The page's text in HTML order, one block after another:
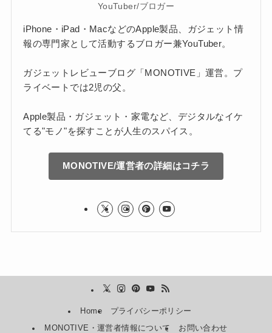
YouTuber/ブロガー
iPhone・iPad・MacなどのApple製品、ガジェット情
報の専門家として活動するブロガー兼YouTuber。
ガジェットレビューブログ「MONOTIVE」運営。プ
ライベートでは2児の父。
Apple製品・ガジェット・家電など、デジタルなイケ
てる"モノ"を探すことが人生のスパイス。
MONOTIVE/運営者の詳細はコチラ
Home
プライバシーポリシー
MONOTIVE・運営者情報について
お問い合わせ